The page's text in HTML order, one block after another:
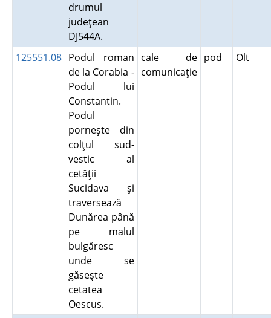
drumul
judeţean
DJ544A.
125551.08 Podul roman
de la Corabia -
Podul lui
Constantin.
Podul
porneşte din
colţul sud-
vestic al
cetăţii
Sucidava şi
traversează
Dunărea până
pe malul
bulgăresc
unde se
găseşte
cetatea
Oescus.
cale de
comunicaţie
pod Olt